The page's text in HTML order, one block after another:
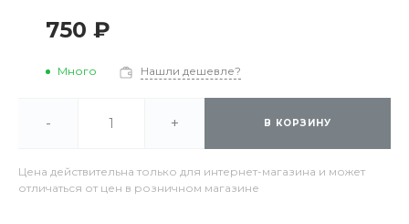
750 ₽
Много Нашли дешевле?
- + В КОРЗИНУ
Цена действительна только для интернет-магазина и может
отличаться от цен в розничном магазине